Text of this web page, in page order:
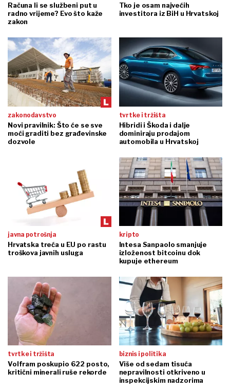
Računa li se službeni put u
radno vrijeme? Evo što kaže
zakon
Tko je osam najvećih
investitora iz BiH u Hrvatskoj
zakonodavstvo
Novi pravilnik: Što će se sve
moći graditi bez građevinske
dozvole
tvrtke i tržišta
Hibridi i Škoda i dalje
dominiraju prodajom
automobila u Hrvatskoj
javna potrošnja
Hrvatska treća u EU po rastu
troškova javnih usluga
kripto
Intesa Sanpaolo smanjuje
izloženost bitcoinu dok
kupuje ethereum
tvrtke i tržišta
Volfram poskupio 622 posto,
kritični minerali ruše rekorde
biznis i politika
Više od sedam tisuća
nepravilnosti otkriveno u
inspekcijskim nadzorima